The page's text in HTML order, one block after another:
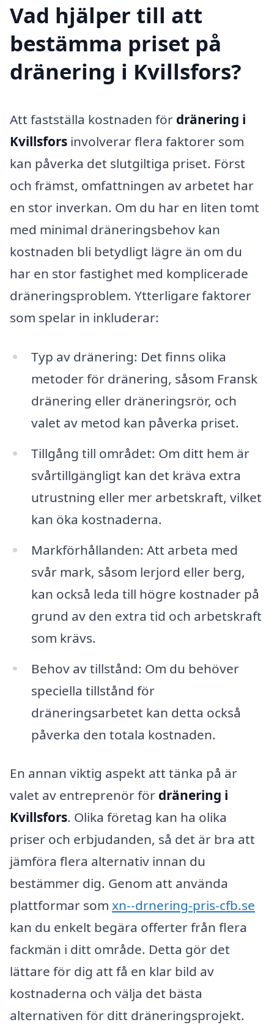
Vad hjälper till att
bestämma priset på
dränering i Kvillsfors?
Att fastställa kostnaden för dränering i
Kvillsfors involverar flera faktorer som
kan påverka det slutgiltiga priset. Först
och främst, omfattningen av arbetet har
en stor inverkan. Om du har en liten tomt
med minimal dräneringsbehov kan
kostnaden bli betydligt lägre än om du
har en stor fastighet med komplicerade
dräneringsproblem. Ytterligare faktorer
som spelar in inkluderar:
Typ av dränering: Det finns olika
metoder för dränering, såsom Fransk
dränering eller dräneringsrör, och
valet av metod kan påverka priset.
Tillgång till området: Om ditt hem är
svårtillgängligt kan det kräva extra
utrustning eller mer arbetskraft, vilket
kan öka kostnaderna.
Markförhållanden: Att arbeta med
svår mark, såsom lerjord eller berg,
kan också leda till högre kostnader på
grund av den extra tid och arbetskraft
som krävs.
Behov av tillstånd: Om du behöver
speciella tillstånd för
dräneringsarbetet kan detta också
påverka den totala kostnaden.
En annan viktig aspekt att tänka på är
valet av entreprenör för dränering i
Kvillsfors. Olika företag kan ha olika
priser och erbjudanden, så det är bra att
jämföra flera alternativ innan du
bestämmer dig. Genom att använda
plattformar som xn--drnering-pris-cfb.se
kan du enkelt begära offerter från flera
fackmän i ditt område. Detta gör det
lättare för dig att få en klar bild av
kostnaderna och välja det bästa
alternativen för ditt dräneringsprojekt.